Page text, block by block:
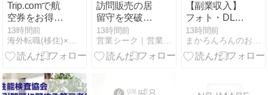
Trip.comで航
空券をお得に
予約する7つ
のコツ｜LCC
比較・ポイン
【2026年版】
13時間前
訪問販売の居
留守を突破！
飛び込み営業
のプロが使う
インターホン
13時間前
【副業収入】
フォト・DL販
売等ストック
＋ポイ活等
2026年7月の
13時間前